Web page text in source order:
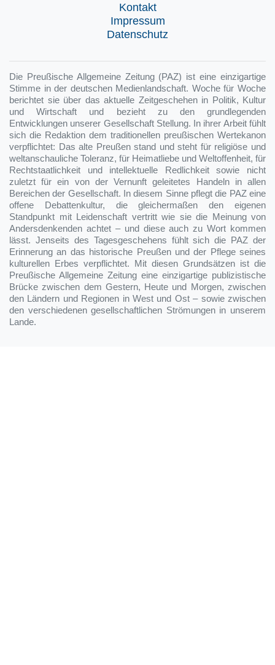
Kontakt
Impressum
Datenschutz
Die Preußische Allgemeine Zeitung (PAZ) ist eine einzigartige
Stimme in der deutschen Medienlandschaft. Woche für Woche
berichtet sie über das aktuelle Zeitgeschehen in Politik, Kultur
und Wirtschaft und bezieht zu den grundlegenden
Entwicklungen unserer Gesellschaft Stellung. In ihrer Arbeit fühlt
sich die Redaktion dem traditionellen preußischen Wertekanon
verpflichtet: Das alte Preußen stand und steht für religiöse und
weltanschauliche Toleranz, für Heimatliebe und Weltoffenheit, für
Rechtstaatlichkeit und intellektuelle Redlichkeit sowie nicht
zuletzt für ein von der Vernunft geleitetes Handeln in allen
Bereichen der Gesellschaft. In diesem Sinne pflegt die PAZ eine
offene Debattenkultur, die gleichermaßen den eigenen
Standpunkt mit Leidenschaft vertritt wie sie die Meinung von
Andersdenkenden achtet – und diese auch zu Wort kommen
lässt. Jenseits des Tagesgeschehens fühlt sich die PAZ der
Erinnerung an das historische Preußen und der Pflege seines
kulturellen Erbes verpflichtet. Mit diesen Grundsätzen ist die
Preußische Allgemeine Zeitung eine einzigartige publizistische
Brücke zwischen dem Gestern, Heute und Morgen, zwischen
den Ländern und Regionen in West und Ost – sowie zwischen
den verschiedenen gesellschaftlichen Strömungen in unserem
Lande.